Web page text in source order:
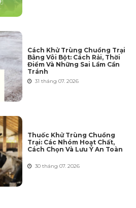
Cách Khử Trùng Chuồng Trại
Bằng Vôi Bột: Cách Rải, Thời
Điểm Và Những Sai Lầm Cần
Tránh
31 tháng 07. 2026
Thuốc Khử Trùng Chuồng
Trại: Các Nhóm Hoạt Chất,
Cách Chọn Và Lưu Ý An Toàn
30 tháng 07. 2026